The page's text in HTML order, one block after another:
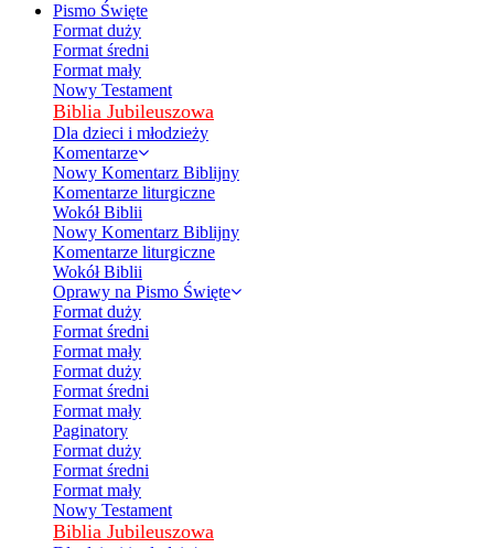
Pismo Święte
Format duży
Format średni
Format mały
Nowy Testament
Biblia Jubileuszowa
Dla dzieci i młodzieży
Komentarze
Nowy Komentarz Biblijny
Komentarze liturgiczne
Wokół Biblii
Nowy Komentarz Biblijny
Komentarze liturgiczne
Wokół Biblii
Oprawy na Pismo Święte
Format duży
Format średni
Format mały
Format duży
Format średni
Format mały
Paginatory
Format duży
Format średni
Format mały
Nowy Testament
Biblia Jubileuszowa